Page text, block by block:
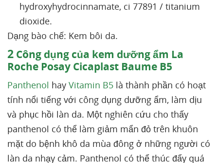
hydroxyhydrocinnamate, ci 77891 / titanium
dioxide.
Dạng bào chế: Kem bôi da.
2 Công dụng của kem dưỡng ẩm La
Roche Posay Cicaplast Baume B5
Panthenol hay Vitamin B5 là thành phần có hoạt
tính nổi tiếng với công dụng dưỡng ẩm, làm dịu
và phục hồi làn da. Một nghiên cứu cho thấy
panthenol có thể làm giảm mẩn đỏ trên khuôn
mặt do bệnh khô da mùa đông ở những người có
làn da nhạy cảm. Panthenol có thể thúc đẩy quá